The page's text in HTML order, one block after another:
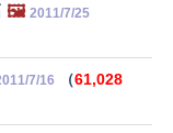
🖼️ 2011/7/25
7/16 （61,028